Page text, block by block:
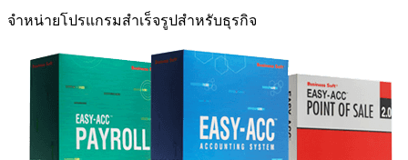
จำหน่ายโปรแกรมสำเร็จรูปสำหรับธุรกิจ